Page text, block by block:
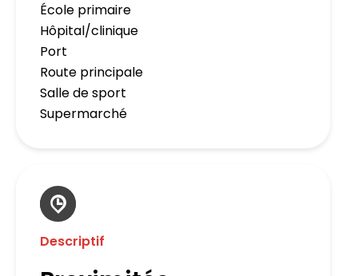
École primaire
Hôpital/clinique
Port
Route principale
Salle de sport
Supermarché
Descriptif